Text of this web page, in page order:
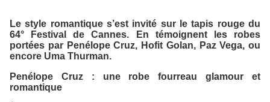
Le style romantique s’est invité sur le tapis rouge du
64° Festival de Cannes. En témoignent les robes
portées par Penélope Cruz, Hofit Golan, Paz Vega, ou
encore Uma Thurman.
Penélope Cruz : une robe fourreau glamour et
romantique